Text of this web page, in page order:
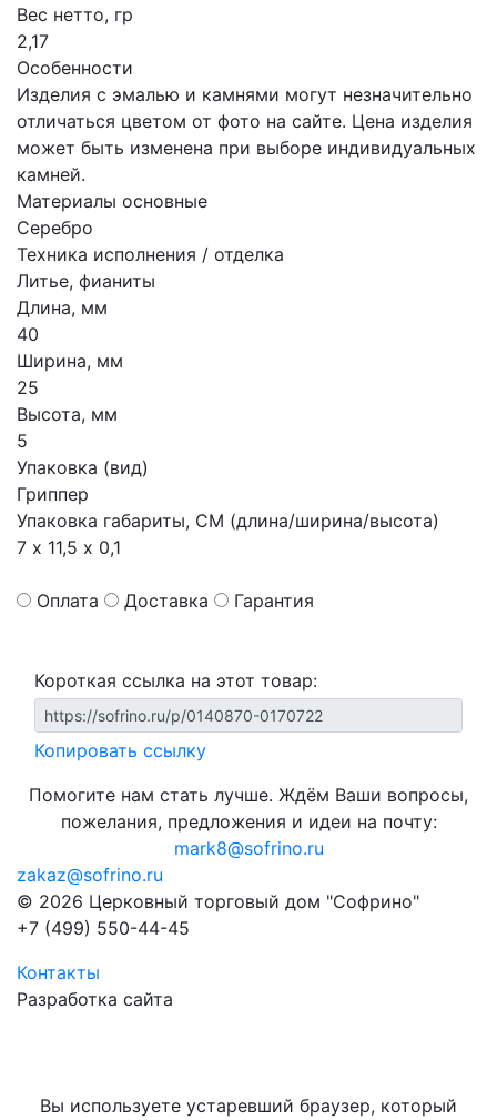
Вес нетто, гр
2,17
Особенности
Изделия с эмалью и камнями могут незначительно
отличаться цветом от фото на сайте. Цена изделия
может быть изменена при выборе индивидуальных
камней.
Материалы основные
Серебро
Техника исполнения / отделка
Литье, фианиты
Длина, мм
40
Ширина, мм
25
Высота, мм
5
Упаковка (вид)
Гриппер
Упаковка габариты, СМ (длина/ширина/высота)
7 х 11,5 х 0,1
Оплата Доставка Гарантия
Короткая ссылка на этот товар:
Копировать ссылку
Помогите нам стать лучше. Ждём Ваши вопросы,
пожелания, предложения и идеи на почту:
mark8@sofrino.ru
zakaz@sofrino.ru
© 2026 Церковный торговый дом "Софрино"
+7 (499) 550-44-45
Контакты
Разработка сайта
Вы используете устаревший браузер, который